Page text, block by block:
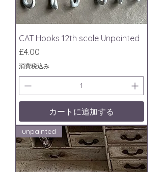
CAT Hooks 12th scale Unpainted
価格
£4.00
消費税込み
カートに追加する
unpainted